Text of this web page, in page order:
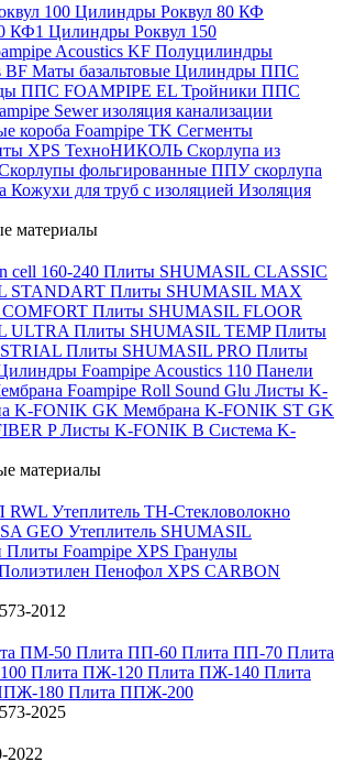
100 Цилиндры Роквул 80 КФ
КФ1 Цилиндры Роквул 150
Acoustics KF Полуцилиндры
BF Маты базальтовые Цилиндры ППС
ППС FOAMPIPE EL Тройники ППС
Sewer изоляция канализации
короба Foampipe TK Сегменты
XPS ТехноНИКОЛЬ Скорлупа из
фольгированные ППУ скорлупа
Кожухи для труб с изоляцией Изоляция
материалы
cell 160-240 Плиты SHUMASIL CLASSIC
STANDART Плиты SHUMASIL MAX
Плиты SHUMASIL FLOOR
ULTRA Плиты SHUMASIL TEMPПлиты
Плиты SHUMASIL PRO Плиты
Foampipe Acoustics 110 Панели
Foampipe Roll Sound Glu Листы K-
K-FONIK GK Мембрана K-FONIK ST GK
PЛисты K-FONIK B Система K-
материалы
RWL Утеплитель ТН-Стекловолокно
GEO Утеплитель SHUMASIL
Плиты Foampipe XPS Гранулы
Пенофол XPS CARBON
2012
ПМ-50 Плита ПП-60 Плита ПП-70 Плита
Плита ПЖ-120 Плита ПЖ-140 Плита
180 Плита ППЖ-200
2025